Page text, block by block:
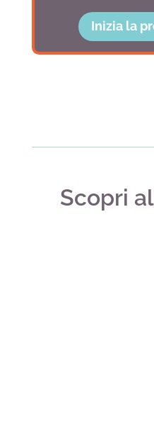
Inizia la
Scopri